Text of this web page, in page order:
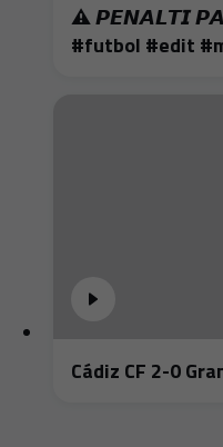
⚠️ 𝙋𝙀𝙉𝘼𝙇𝙏𝙄
Cádiz CF 2-0